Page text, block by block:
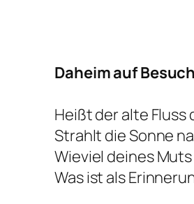
Daheim auf Besuch
Heißt der alte Fluss
Strahlt die Sonne
Wieviel deines
Was ist als